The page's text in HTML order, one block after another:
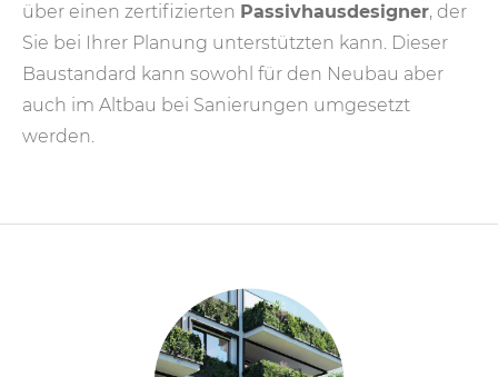
über einen zerti­fi­zierten Passiv­haus­designer, der
Sie bei Ihrer Planung unter­stützten kann. Dieser
Bau­standard kann sowohl für den Neu­bau aber
auch im Alt­bau bei Sanierungen umge­setzt
werden.